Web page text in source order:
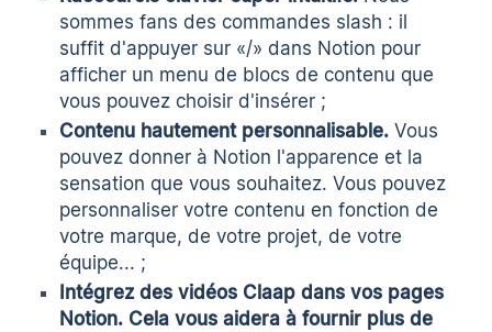
sommes fans des commandes slash : il
suffit d'appuyer sur «/» dans Notion pour
afficher un menu de blocs de contenu que
vous pouvez choisir d'insérer ;
Contenu hautement personnalisable. Vous
pouvez donner à Notion l'apparence et la
sensation que vous souhaitez. Vous pouvez
personnaliser votre contenu en fonction de
votre marque, de votre projet, de votre
équipe... ;
Intégrez des vidéos Claap dans vos pages
Notion. Cela vous aidera à fournir plus de